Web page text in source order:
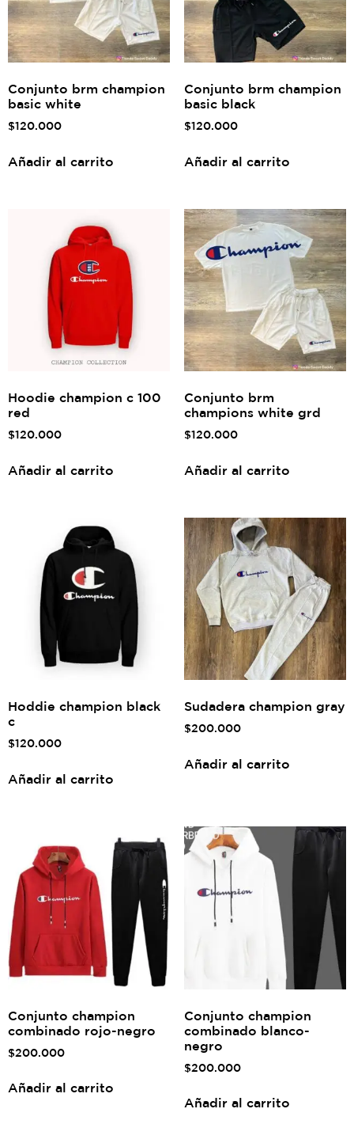
Conjunto brm champion
basic white
$120.000
Añadir al carrito
Conjunto brm champion
basic black
$120.000
Añadir al carrito
Hoodie champion c 100
red
$120.000
Añadir al carrito
Conjunto brm
champions white grd
$120.000
Añadir al carrito
Hoddie champion black
c
$120.000
Añadir al carrito
Sudadera champion gray
$200.000
Añadir al carrito
Conjunto champion
combinado rojo-negro
$200.000
Añadir al carrito
Conjunto champion
combinado blanco-
negro
$200.000
Añadir al carrito